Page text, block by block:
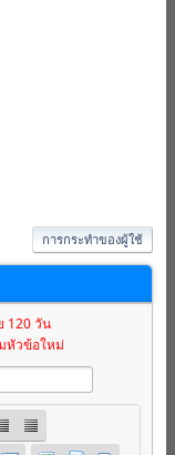
การกระทำของผู้ใช้
120 วัน
หัวข้อใหม่